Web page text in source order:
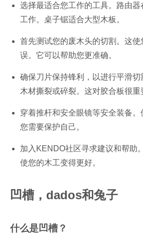
选择最适合您工作的工具。路由器
工作。桌子锯适合大型木板。
首先测试您的废木头的切割。这
误。它可以帮助您更准确。
确保刀片保持锋利，以进行平滑切
木材撕裂或碎裂。这对胶合板很重
穿着推杆和安全眼镜等安全装备。
您需要保护自己。
加入KENDO社区寻求建议和帮助
使您的木工变得更好。
凹槽，dados和兔子
什么是凹槽？